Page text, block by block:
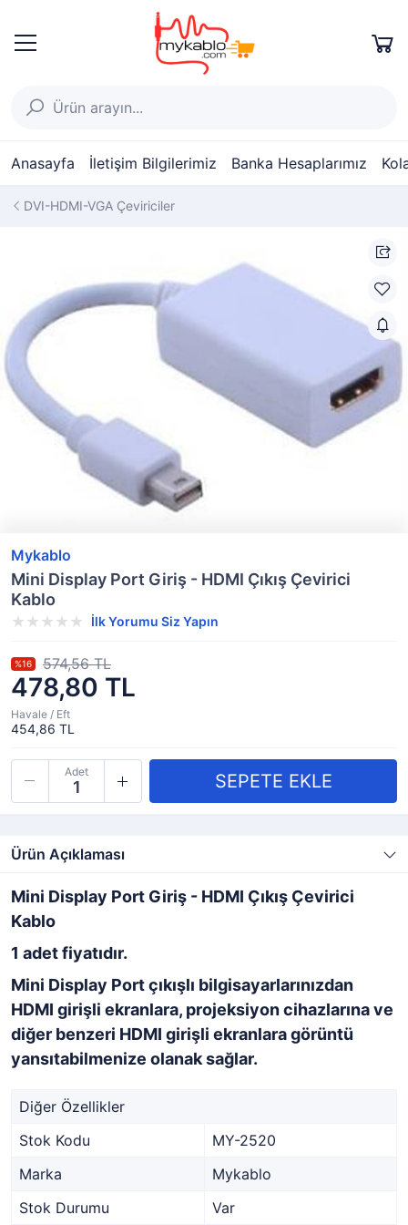
Anasayfa İletişim Bilgilerimiz Banka Hesaplarımız
DVI-HDMI-VGA Çeviriciler
Mykablo
Mini Display Port Giriş - HDMI Çıkış Çevirici
Kablo
İlk Yorumu Siz Yapın
478,80 TL
%16 574,56 TL
Havale / Eft
454,86 TL
Adet
Ürün Açıklaması
Mini Display Port Giriş - HDMI Çıkış Çevirici
Kablo
1 adet fiyatıdır.
Mini Display Port çıkışlı bilgisayarlarınızdan
HDMI girişli ekranlara, projeksiyon cihazlarına ve
diğer benzeri HDMI girişli ekranlara görüntü
yansıtabilmenize olanak sağlar.
Diğer Özellikler
Stok Kodu
MY-2520
Marka
Mykablo
Stok Durumu
Var